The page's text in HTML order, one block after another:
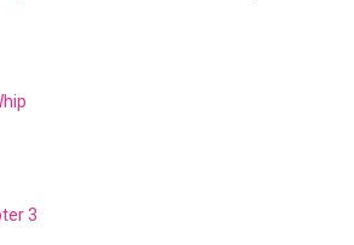
3